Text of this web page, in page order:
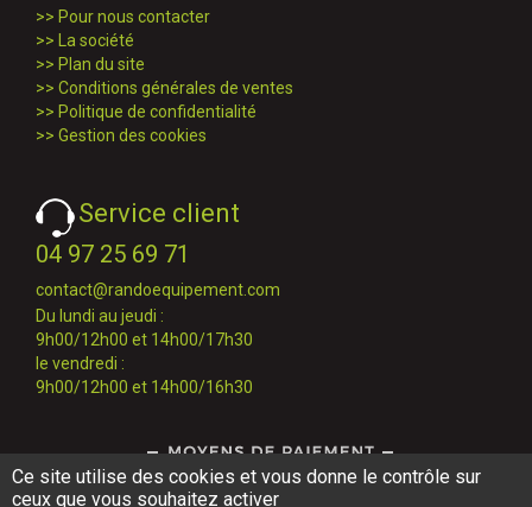
>> Pour nous contacter
>> La société
>> Plan du site
>> Conditions générales de ventes
>> Politique de confidentialité
>> Gestion des cookies
Service client
04 97 25 69 71
contact@randoequipement.com
Du lundi au jeudi :
9h00/12h00 et 14h00/17h30
le vendredi :
9h00/12h00 et 14h00/16h30
Ce site utilise des cookies et vous donne le contrôle sur
ceux que vous souhaitez activer